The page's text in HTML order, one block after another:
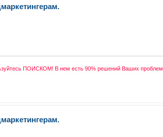
ПОИСКОМ! В нем есть 90% решений Ваших проблем.